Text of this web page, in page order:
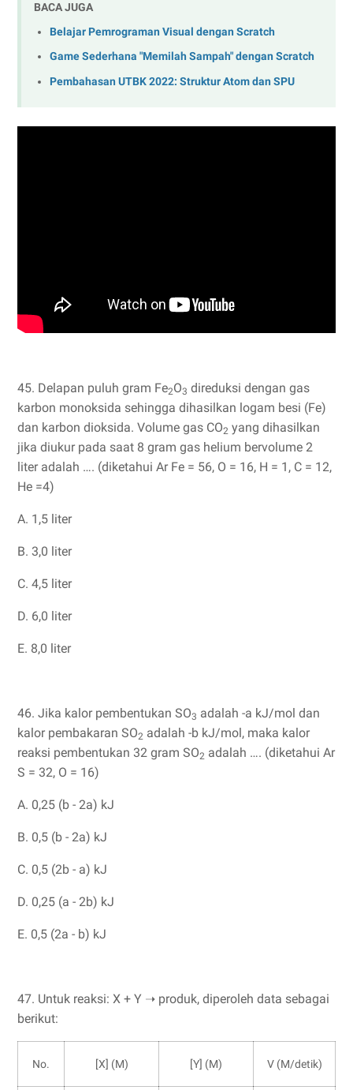
BACA JUGA
Belajar Pemrograman Visual dengan Scratch
Game Sederhana "Memilah Sampah" dengan Scratch
Pembahasan UTBK 2022: Struktur Atom dan SPU
45. Delapan puluh gram Fe2O3 direduksi dengan gas
karbon monoksida sehingga dihasilkan logam besi (Fe)
dan karbon dioksida. Volume gas CO2 yang dihasilkan
jika diukur pada saat 8 gram gas helium bervolume 2
liter adalah …. (diketahui Ar Fe = 56, O = 16, H = 1, C = 12,
He =4)
A. 1,5 liter
B. 3,0 liter
C. 4,5 liter
D. 6,0 liter
E. 8,0 liter
46. Jika kalor pembentukan SO3 adalah -a kJ/mol dan
kalor pembakaran SO2 adalah -b kJ/mol, maka kalor
reaksi pembentukan 32 gram SO2 adalah …. (diketahui Ar
S = 32, O = 16)
A. 0,25 (b - 2a) kJ
B. 0,5 (b - 2a) kJ
C. 0,5 (2b - a) kJ
D. 0,25 (a - 2b) kJ
E. 0,5 (2a - b) kJ
47. Untuk reaksi: X + Y ➝ produk, diperoleh data sebagai
berikut:
No. [X] (M) [Y] (M) V (M/detik)